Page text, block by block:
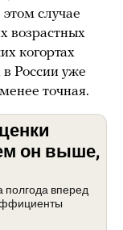
случае
возрастных
когортах
России уже
точная.